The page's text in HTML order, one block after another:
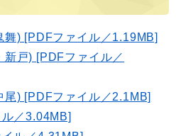
) [PDFファイル／1.19MB]
戸) [PDFファイル／
) [PDFファイル／2.1MB]
／3.04MB]